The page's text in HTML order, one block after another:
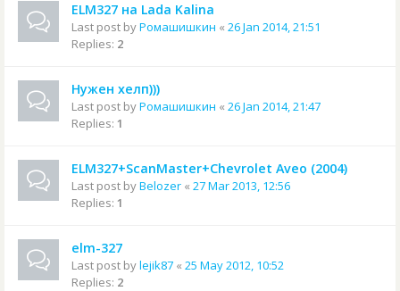
ELM327 на Lada Kalina
Last post byРомашишкин « 26 Jan 2014, 21:51
Replies: 2
Нужен хелп)))
Last post byРомашишкин « 26 Jan 2014, 21:47
Replies: 1
ELM327+ScanMaster+Chevrolet Aveo (2004)
Last post byBelozer « 27 Mar 2013, 12:56
Replies: 1
elm-327
Last post bylejik87 « 25 May 2012, 10:52
Replies: 2